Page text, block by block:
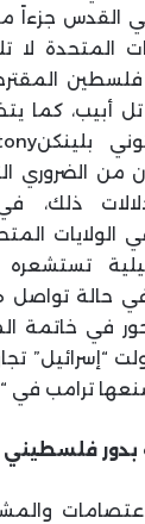
القدس جزءاً
المتحدة
تل أبيب، كما
غير أن من
ذلك،
الولايات
حالة تواصل
في خاتمة
“إسرائيل”
ترامب في